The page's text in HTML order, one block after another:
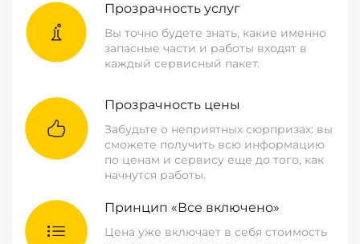
Прозрачность услуг
Вы точно будете знать, какие именно
запасные части и работы входят в
каждый сервисный пакет.
Прозрачность цены
Забудьте о неприятных сюрпризах: вы
сможете получить всю информацию
по ценам и сервису еще до того, как
начнутся работы.
Принцип «Все включено»
Цена уже включает в себя стоимость